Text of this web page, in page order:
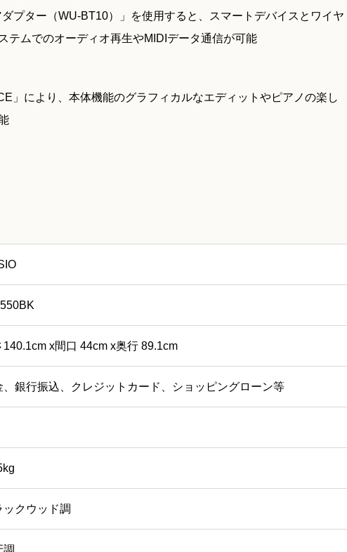
プター（WU-BT10）」を使用すると、スマートデバイスとワイヤ
テムでのオーディオ再生やMIDIデータ通信が可能
」により、本体機能のグラフィカルなエディットやピアノの楽し
140.1cm x間口 44cm x奥行 89.1cm
、銀行振込、クレジットカード、ショッピングローン等
ックウッド調
調